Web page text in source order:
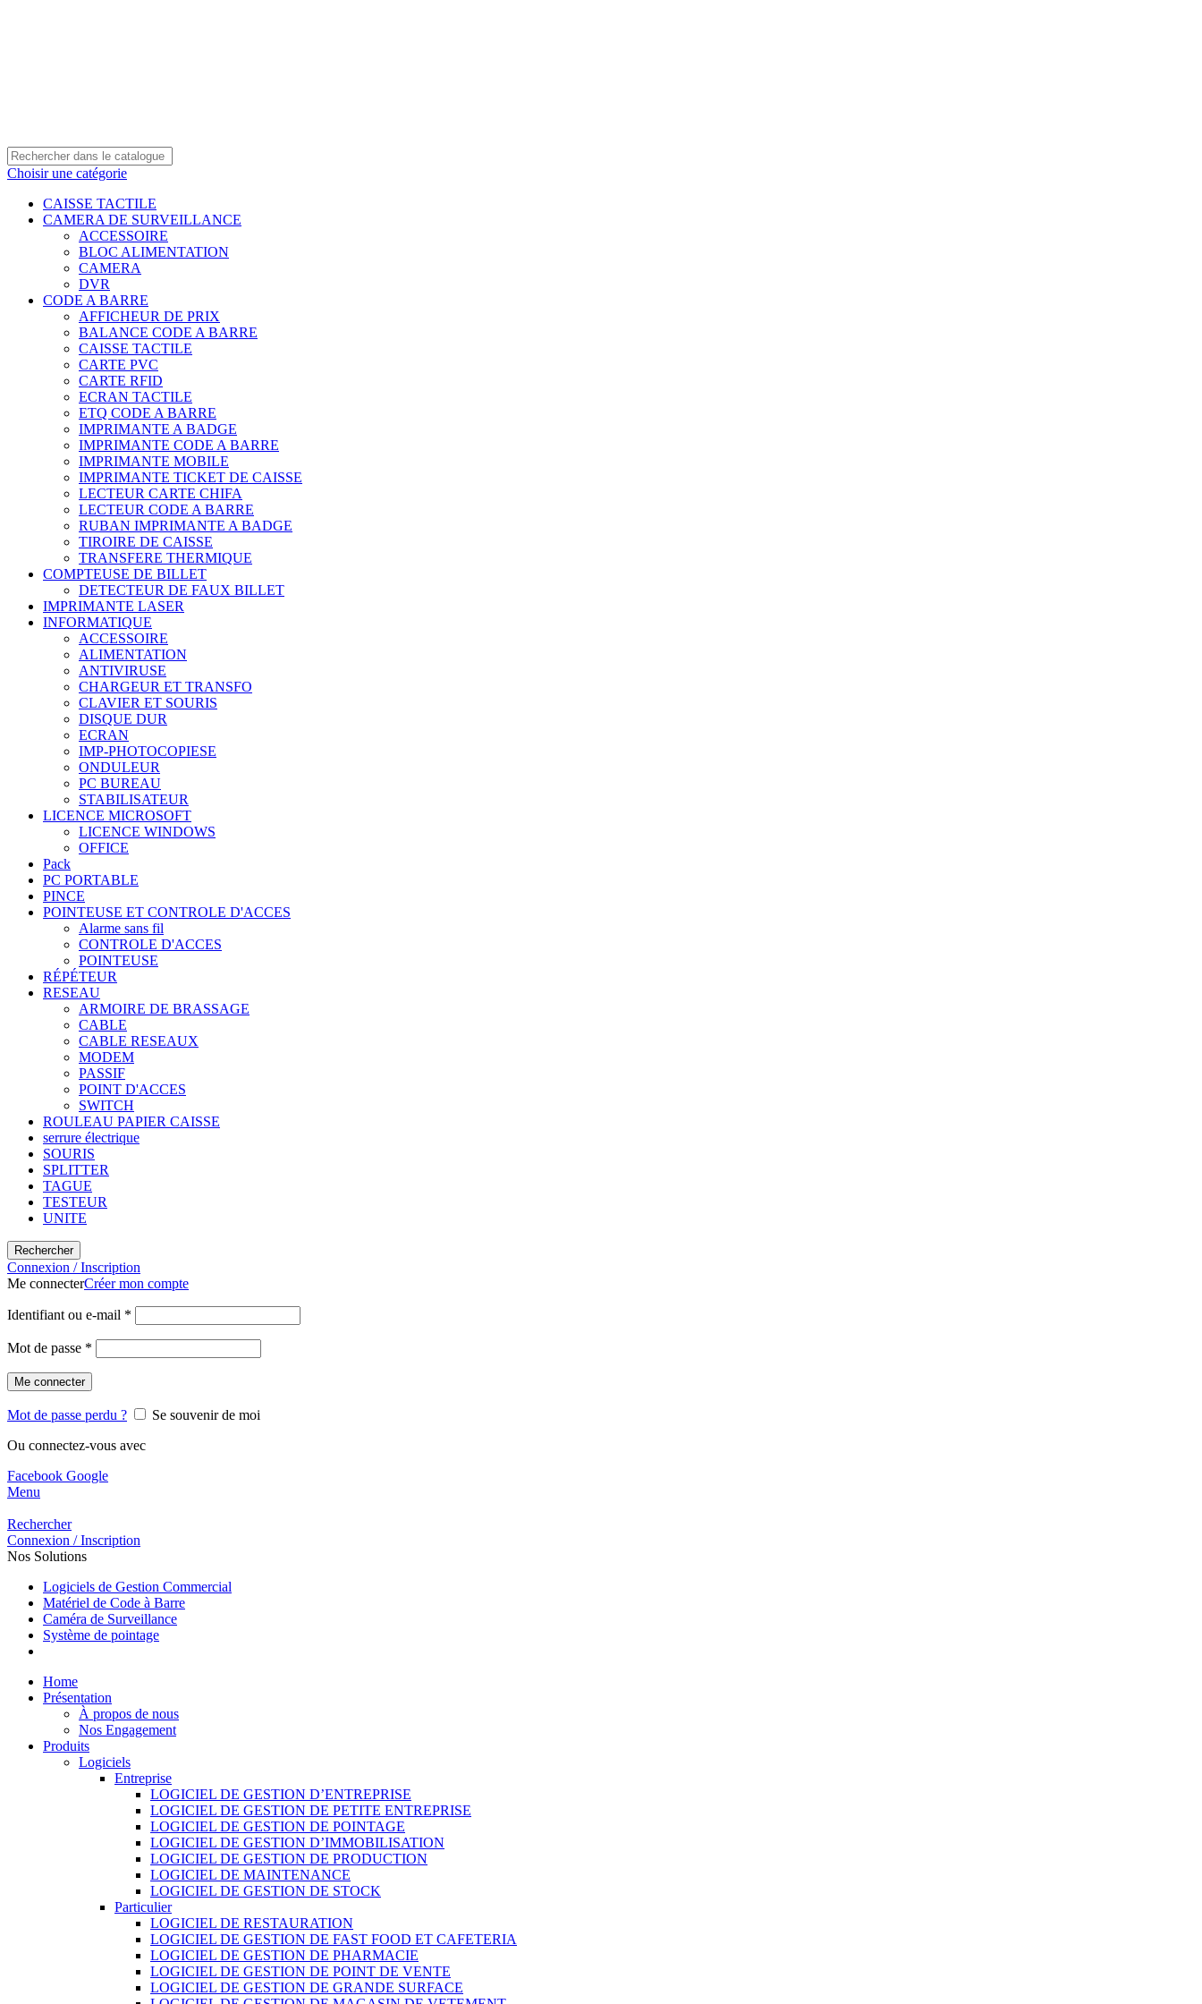
Choisir une catégorie
CAISSE TACTILE
CAMERA DE SURVEILLANCE
ACCESSOIRE
BLOC ALIMENTATION
CAMERA
DVR
CODE A BARRE
AFFICHEUR DE PRIX
BALANCE CODE A BARRE
CAISSE TACTILE
CARTE PVC
CARTE RFID
ECRAN TACTILE
ETQ CODE A BARRE
IMPRIMANTE A BADGE
IMPRIMANTE CODE A BARRE
IMPRIMANTE MOBILE
IMPRIMANTE TICKET DE CAISSE
LECTEUR CARTE CHIFA
LECTEUR CODE A BARRE
RUBAN IMPRIMANTE A BADGE
TIROIRE DE CAISSE
TRANSFERE THERMIQUE
COMPTEUSE DE BILLET
DETECTEUR DE FAUX BILLET
IMPRIMANTE LASER
INFORMATIQUE
ACCESSOIRE
ALIMENTATION
ANTIVIRUSE
CHARGEUR ET TRANSFO
CLAVIER ET SOURIS
DISQUE DUR
ECRAN
IMP-PHOTOCOPIESE
ONDULEUR
PC BUREAU
STABILISATEUR
LICENCE MICROSOFT
LICENCE WINDOWS
OFFICE
Pack
PC PORTABLE
PINCE
POINTEUSE ET CONTROLE D'ACCES
Alarme sans fil
CONTROLE D'ACCES
POINTEUSE
RÉPÉTEUR
RESEAU
ARMOIRE DE BRASSAGE
CABLE
CABLE RESEAUX
MODEM
PASSIF
POINT D'ACCES
SWITCH
ROULEAU PAPIER CAISSE
serrure électrique
SOURIS
SPLITTER
TAGUE
TESTEUR
UNITE
Rechercher
Connexion / Inscription
Me connecterCréer mon compte
Identifiant ou e-mail *
Mot de passe *
Me connecter
Mot de passe perdu ?
Se souvenir de moi
Ou connectez-vous avec
Facebook Google
Menu
Rechercher
Connexion / Inscription
Nos Solutions
Logiciels de Gestion Commercial
Matériel de Code à Barre
Caméra de Surveillance
Système de pointage
Home
Présentation
À propos de nous
Nos Engagement
Produits
Logiciels
Entreprise
LOGICIEL DE GESTION D’ENTREPRISE
LOGICIEL DE GESTION DE PETITE ENTREPRISE
LOGICIEL DE GESTION DE POINTAGE
LOGICIEL DE GESTION D’IMMOBILISATION
LOGICIEL DE GESTION DE PRODUCTION
LOGICIEL DE MAINTENANCE
LOGICIEL DE GESTION DE STOCK
Particulier
LOGICIEL DE RESTAURATION
LOGICIEL DE GESTION DE FAST FOOD ET CAFETERIA
LOGICIEL DE GESTION DE PHARMACIE
LOGICIEL DE GESTION DE POINT DE VENTE
LOGICIEL DE GESTION DE GRANDE SURFACE